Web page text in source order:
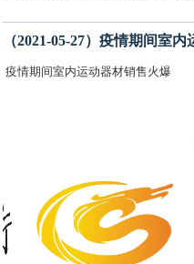
（2021-05-27）疫情期间室
疫情期间室内运动器材销售火爆